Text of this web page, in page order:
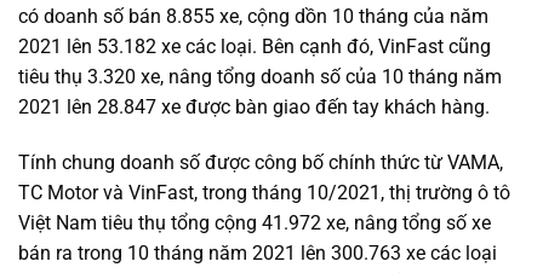
có doanh số bán 8.855 xe, cộng dồn 10 tháng của năm
2021 lên 53.182 xe các loại. Bên cạnh đó, VinFast cũng
tiêu thụ 3.320 xe, nâng tổng doanh số của 10 tháng năm
2021 lên 28.847 xe được bàn giao đến tay khách hàng.
Tính chung doanh số được công bố chính thức từ VAMA,
TC Motor và VinFast, trong tháng 10/2021, thị trường ô tô
Việt Nam tiêu thụ tổng cộng 41.972 xe, nâng tổng số xe
bán ra trong 10 tháng năm 2021 lên 300.763 xe các loại